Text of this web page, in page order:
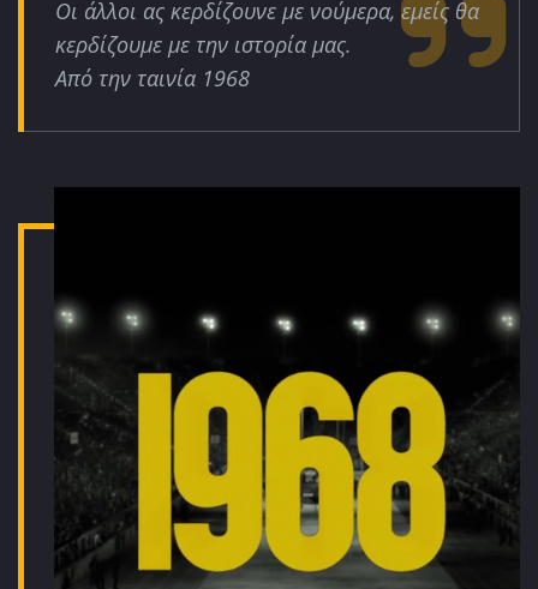
Οι άλλοι ας κερδίζουνε με νούμερα, εμείς θα
κερδίζουμε με την ιστορία μας.
Από την ταινία 1968